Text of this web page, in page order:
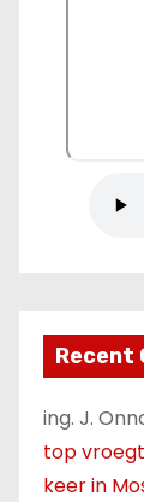
Recent
ing. J.
top
keer in